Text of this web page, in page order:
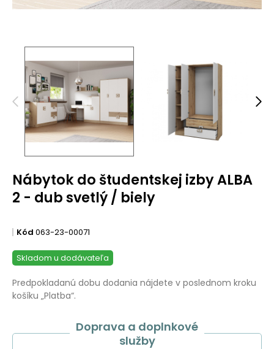
Nábytok do študentskej izby ALBA
2 - dub svetlý / biely
Kód 063-23-00071
Skladom u dodávateľa
Predpokladanú dobu dodania nájdete v poslednom kroku
košíku „Platba“.
Doprava a doplnkové
služby